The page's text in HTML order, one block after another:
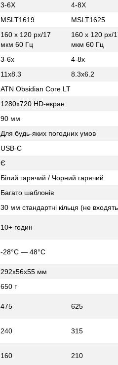
3-6X
4-8X
MSLT1619 MSLT1625
160 x 120 px/17
мкм 60 Гц
160 x 120 px/
мкм 60 Гц
3-6x
4-8x
11x8.3
8.3x6.2
ATN Obsidian Core LT
1280x720 HD-екран
90 мм
Для будь-яких погодних умов
USB-C
Є
Білий гарячий / Чорний гарячий
Багато шаблонів
30 мм стандартні кільця (не
10+ годин
-28°C — 48°C
292x56x55 мм
650 г
475 625
240 315
160 210